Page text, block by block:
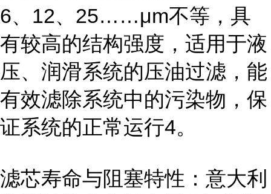
6、12、25……μm不等，具
有较高的结构强度，适用于液
压、润滑系统的压油过滤，能
有效滤除系统中的污染物，保
证系统的正常运行4。
滤芯寿命与阻塞特性：意大利